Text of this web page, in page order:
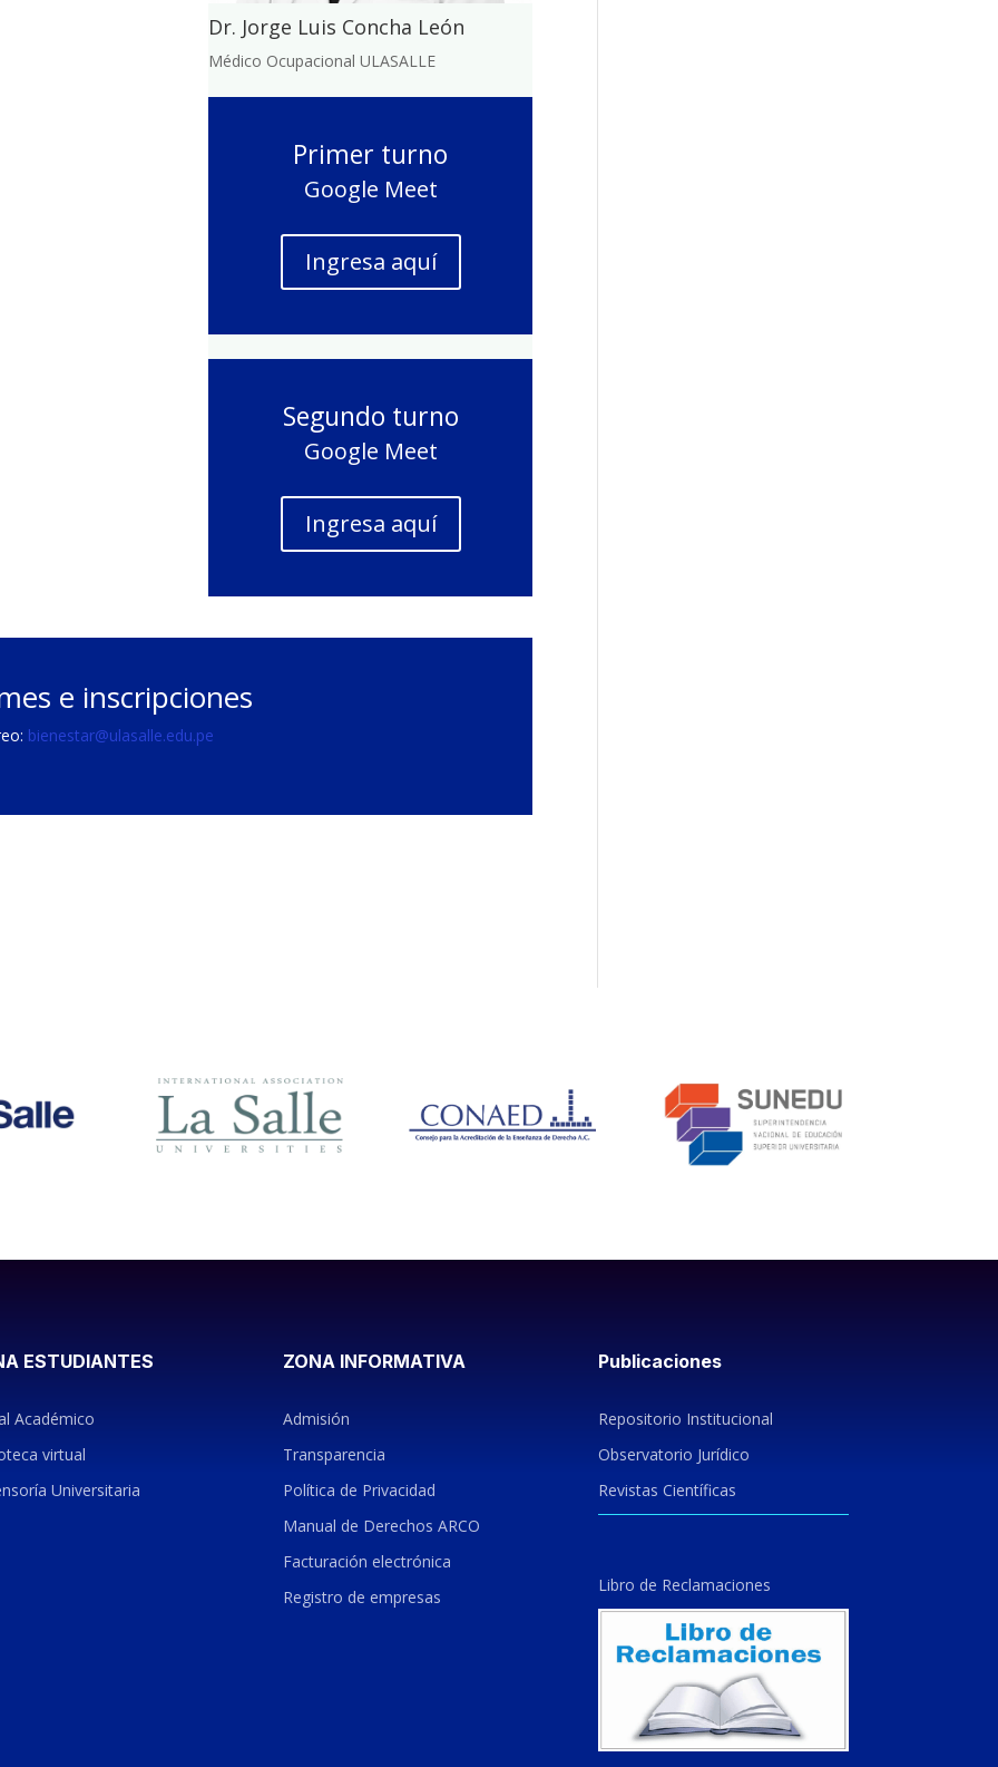
Dr. Jorge Luis Concha León
Médico Ocupacional ULASALLE
Primer turno
Google Meet
Ingresa aquí
Segundo turno
Google Meet
Ingresa aquí
e inscripciones
bienestar@ulasalle.edu.pe
ESTUDIANTES
Académico
virtual
Universitaria
ZONA INFORMATIVA
Admisión
Transparencia
Política de Privacidad
Manual de Derechos ARCO
Facturación electrónica
Registro de empresas
Publicaciones
Repositorio Institucional
Observatorio Jurídico
Revistas Científicas
Libro de Reclamaciones